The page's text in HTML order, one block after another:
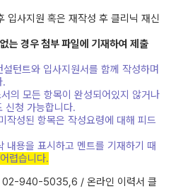
사지원 혹은 재작성 후 클리닉 재신
는 경우 첨부 파일에 기재하여 제출
턴트와 입사지원서를 함께 작성하며
.
모든 항목이 완성되어있지 않거나
신청 가능합니다.
성된 항목은 작성요령에 대해 피드
용을 표시하고 멘트를 기재하기 때
렵습니다.
02-940-5035,6 / 온라인 이력서 클